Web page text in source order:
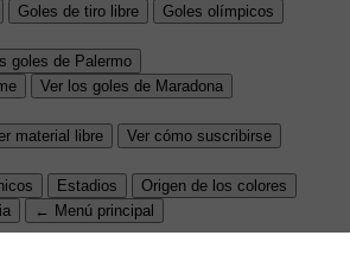
Goles de tiro libre
Goles olímpicos
goles de Palermo
Ver los goles de Maradona
material libre
Ver cómo suscribirse
Estadios
Origen de los colores
← Menú principal